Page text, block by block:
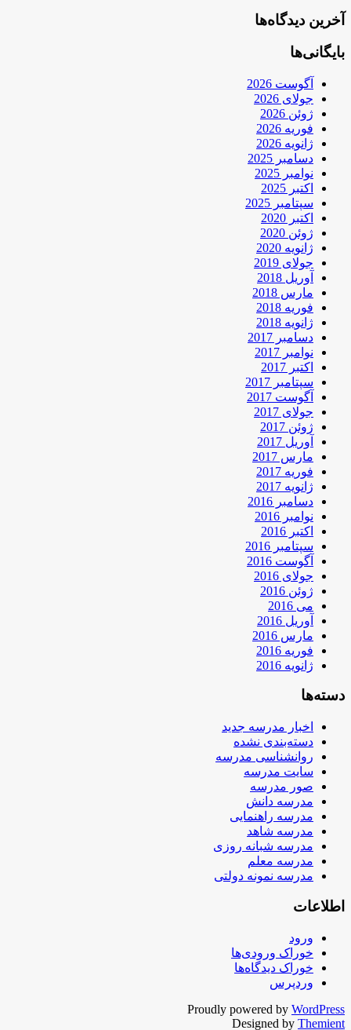
آخرین دیدگاه‌ها
بایگانی‌ها
آگوست 2026
جولای 2026
ژوئن 2026
فوریه 2026
ژانویه 2026
دسامبر 2025
نوامبر 2025
اکتبر 2025
سپتامبر 2025
اکتبر 2020
ژوئن 2020
ژانویه 2020
جولای 2019
آوریل 2018
مارس 2018
فوریه 2018
ژانویه 2018
دسامبر 2017
نوامبر 2017
اکتبر 2017
سپتامبر 2017
آگوست 2017
جولای 2017
ژوئن 2017
آوریل 2017
مارس 2017
فوریه 2017
ژانویه 2017
دسامبر 2016
نوامبر 2016
اکتبر 2016
سپتامبر 2016
آگوست 2016
جولای 2016
ژوئن 2016
می 2016
آوریل 2016
مارس 2016
فوریه 2016
ژانویه 2016
دسته‌ها
اخبار مدرسه جدید
دسته‌بندی نشده
روانشناسی مدرسه
سایت مدرسه
صور مدرسه
مدرسه دانش
مدرسه راهنمایی
مدرسه شاهد
مدرسه شبانه روزی
مدرسه معلم
مدرسه نمونه دولتی
اطلاعات
ورود
خوراک ورودی‌ها
خوراک دیدگاه‌ها
وردپرس
Proudly powered by WordPress
Designed by Themient